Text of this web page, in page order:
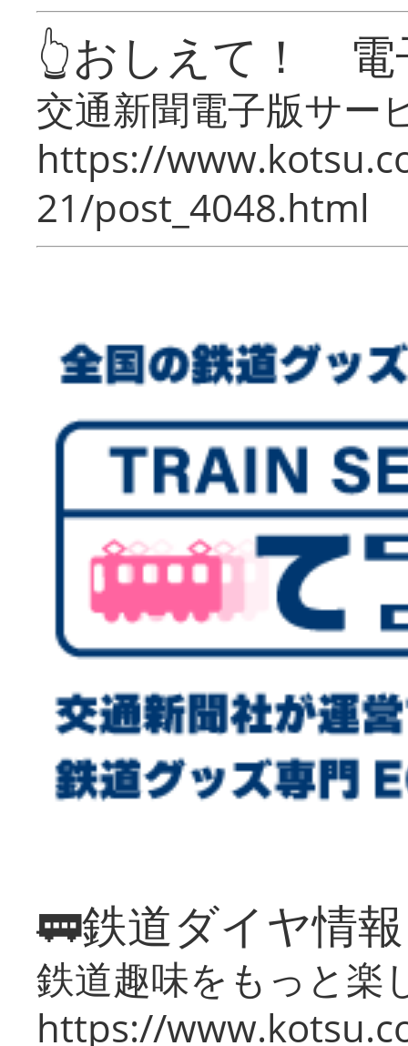
👆おしえて！ 電
交通新聞電子版サー
https://
21/post_4048.html
🚃鉄道ダイヤ情
鉄道趣味をもっと楽
https://